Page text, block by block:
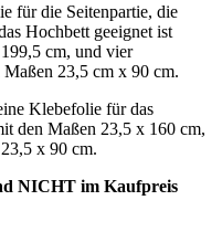
für die Seitenpartie, die
Hochbett geeignet ist
cm, und vier
23,5 cm x 90 cm.
Klebefolie für das
den Maßen 23,5 x 160 cm,
x 90 cm.
NICHT im Kaufpreis